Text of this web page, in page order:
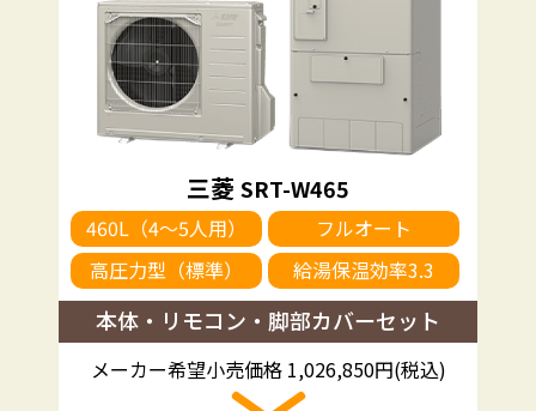
三菱 SRT-W465
460L（4～5人用）
フルオート
高圧力型（標準）
給湯保温効率3.3
本体・リモコン・脚部カバーセット
メーカー希望小売価格 1,026,850円(税込)